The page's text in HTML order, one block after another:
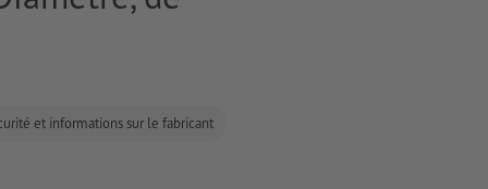
et informations sur le fabricant